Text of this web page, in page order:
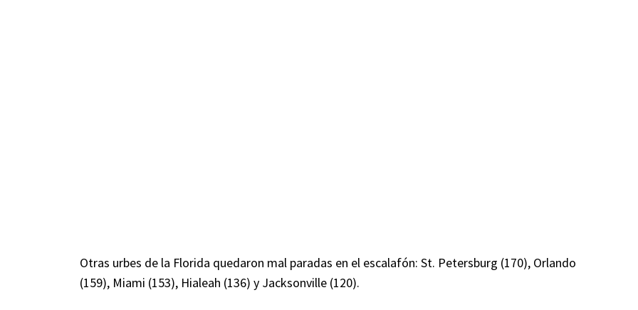
Otras urbes de la Florida quedaron mal paradas en el escalafón: St. Petersburg (170), Orlando
(159), Miami (153), Hialeah (136) y Jacksonville (120).